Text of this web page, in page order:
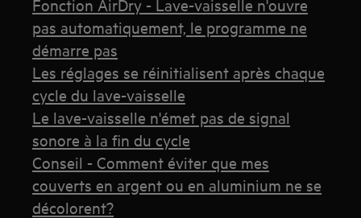
Fonction AirDry - Lave-vaisselle n'ouvre
pas automatiquement, le programme ne
démarre pas
Les réglages se réinitialisent après chaque
cycle du lave-vaisselle
Le lave-vaisselle n'émet pas de signal
sonore à la fin du cycle
Conseil - Comment éviter que mes
couverts en argent ou en aluminium ne se
décolorent?